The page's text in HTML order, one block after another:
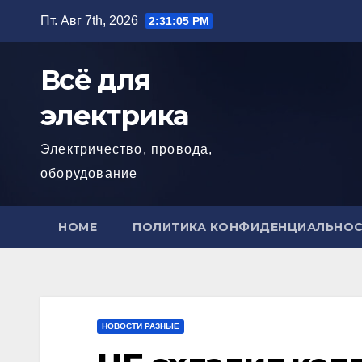
Пт. Авг 7th, 2026 2:31:06 PM
Всё для
электрика
Электричество, провода,
оборудование
HOME ПОЛИТИКА
НОВОСТИ РАЗНЫЕ